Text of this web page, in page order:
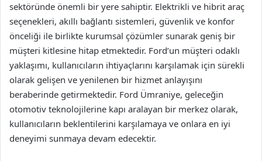
sektöründe önemli bir yere sahiptir. Elektrikli ve hibrit araç
seçenekleri, akıllı bağlantı sistemleri, güvenlik ve konfor
önceliği ile birlikte kurumsal çözümler sunarak geniş bir
müşteri kitlesine hitap etmektedir. Ford’un müşteri odaklı
yaklaşımı, kullanıcıların ihtiyaçlarını karşılamak için sürekli
olarak gelişen ve yenilenen bir hizmet anlayışını
beraberinde getirmektedir. Ford Ümraniye, geleceğin
otomotiv teknolojilerine kapı aralayan bir merkez olarak,
kullanıcıların beklentilerini karşılamaya ve onlara en iyi
deneyimi sunmaya devam edecektir.